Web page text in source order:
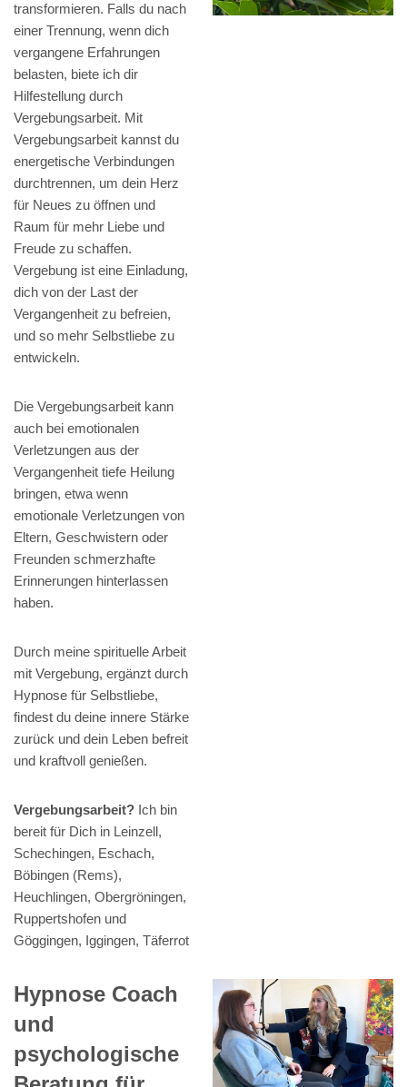
transformieren. Falls du nach
einer Trennung, wenn dich
vergangene Erfahrungen
belasten, biete ich dir
Hilfestellung durch
Vergebungsarbeit. Mit
Vergebungsarbeit kannst du
energetische Verbindungen
durchtrennen, um dein Herz
für Neues zu öffnen und
Raum für mehr Liebe und
Freude zu schaffen.
Vergebung ist eine Einladung,
dich von der Last der
Vergangenheit zu befreien,
und so mehr Selbstliebe zu
entwickeln.
Die Vergebungsarbeit kann
auch bei emotionalen
Verletzungen aus der
Vergangenheit tiefe Heilung
bringen, etwa wenn
emotionale Verletzungen von
Eltern, Geschwistern oder
Freunden schmerzhafte
Erinnerungen hinterlassen
haben.
Durch meine spirituelle Arbeit
mit Vergebung, ergänzt durch
Hypnose für Selbstliebe,
findest du deine innere Stärke
zurück und dein Leben befreit
und kraftvoll genießen.
Vergebungsarbeit? Ich bin
bereit für Dich in Leinzell,
Schechingen, Eschach,
Böbingen (Rems),
Heuchlingen, Obergröningen,
Ruppertshofen und
Göggingen, Iggingen, Täferrot
Hypnose Coach
und
psychologische